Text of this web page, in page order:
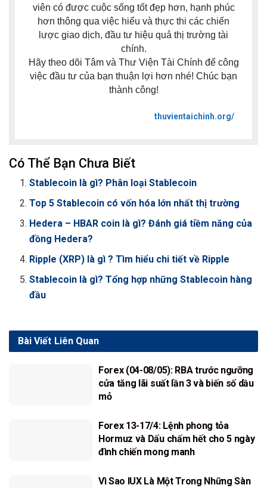
viên có được cuộc sống tốt đẹp hơn, hạnh phúc
hơn thông qua việc hiểu và thực thi các chiến
lược giao dịch, đầu tư hiệu quả thị trường tài
chính.
Hãy theo dõi Tâm và Thư Viện Tài Chính để công
việc đầu tư của bạn thuận lợi hơn nhé! Chúc bạn
thành công!
thuvientaichinh.org/
Có Thể Bạn Chưa Biết
Stablecoin là gì? Phân loại Stablecoin
Top 5 Stablecoin có vốn hóa lớn nhất thị trường
Hedera – HBAR coin là gì? Đánh giá tiềm năng của
đồng Hedera?
Ripple (XRP) là gì ? Tìm hiểu chi tiết về Ripple
Stablecoin là gì? Tổng hợp những Stablecoin hàng
đầu
Liên Quan
Bài Viết
Forex (04-08/05): RBA trước ngưỡng
cửa tăng lãi suất lần 3 và biến số dầu
mỏ
Forex 13-17/4: Lệnh phong tỏa
Hormuz và Dấu chấm hết cho 5 ngày
đình chiến mong manh
Vì Sao IUX Là Một Trong Những Sàn